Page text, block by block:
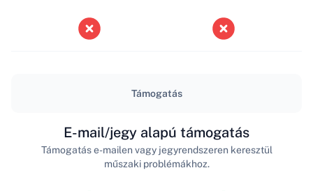
Támogatás
E-mail/jegy alapú támogatás
Támogatás e-mailen vagy jegyrendszeren keresztül
műszaki problémákhoz.